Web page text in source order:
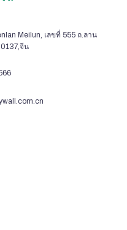
Meilun, เลขที่ 555 ถ.ลาน
จีน